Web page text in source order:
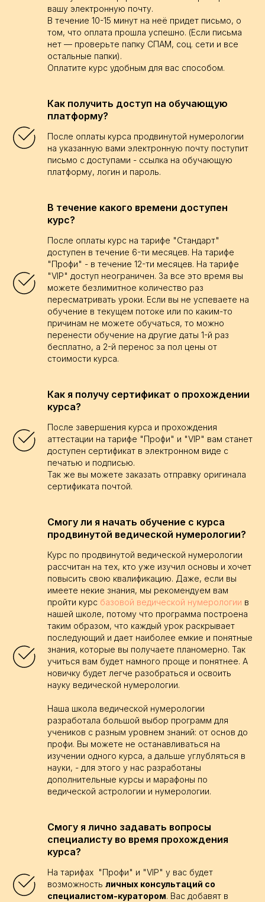
вашу электронную почту.
В течение 10-15 минут на неё придет письмо, о
том, что оплата прошла успешно. (Если письма
нет — проверьте папку СПАМ, соц. сети и все
остальные папки).
Оплатите курс удобным для вас способом.
Как получить доступ на обучающую
платформу?
После оплаты курса продвинутой нумерологии
на указанную вами электронную почту поступит
письмо с доступами - ссылка на обучающую
платформу, логин и пароль.
В течение какого времени доступен
курс?
После оплаты курс на тарифе "Стандарт"
доступен в течение 6-ти месяцев. На тарифе
"Профи" - в течение 12-ти месяцев. На тарифе
"VIP" доступ неограничен. За все это время вы
можете безлимитное количество раз
пересматривать уроки. Если вы не успеваете на
обучение в текущем потоке или по каким-то
причинам не можете обучаться, то можно
перенести обучение на другие даты 1-й раз
бесплатно, а 2-й перенос за пол цены от
стоимости курса.
Как я получу сертификат о прохождении
курса?
После завершения курса и прохождения
аттестации на тарифе "Профи" и "VIP" вам станет
доступен сертификат в электронном виде с
печатью и подписью.
Так же вы можете заказать отправку оригинала
сертификата почтой.
Смогу ли я начать обучение с курса
продвинутой ведической нумерологии?
Курс по продвинутой ведической нумерологии
рассчитан на тех, кто уже изучил основы и хочет
повысить свою квалификацию. Даже, если вы
имеете некие знания, мы рекомендуем вам
пройти курс базовой ведической нумерологии в
нашей школе, потому что программа построена
таким образом, что каждый урок раскрывает
последующий и дает наиболее емкие и понятные
знания, которые вы получаете планомерно. Так
учиться вам будет намного проще и понятнее. А
новичку будет легче разобраться и освоить
науку ведической нумерологии.
Наша школа ведической нумерологии
разработала большой выбор программ для
учеников с разным уровнем знаний: от основ до
профи. Вы можете не останавливаться на
изучении одного курса, а дальше углубляться в
науки, - для этого у нас разработаны
дополнительные курсы и марафоны по
ведической астрологии и нумерологии.
Смогу я лично задавать вопросы
специалисту во время прохождения
курса?
На тарифах "Профи" и "VIP" у вас будет
возможность личных консультаций со
специалистом-куратором. Вас добавят в